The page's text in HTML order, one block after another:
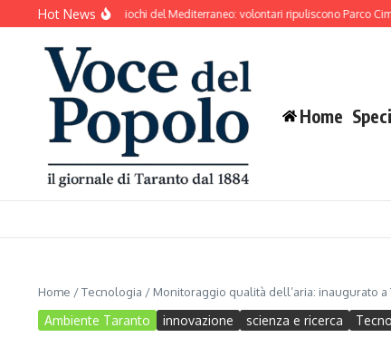
Salta al contenuto
Hot News
si prepara ai Giochi del Mediterraneo: volontari ripuliscono Parco Cimino e
Home
Home /Tecnologia / Monitoraggio qualità dell’aria: inaugurato
Ambiente Taranto innovazione scienza e ricerca